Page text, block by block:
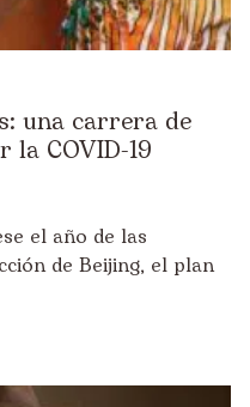
una carrera de
la COVID-19
el año de las
de Beijing, el plan